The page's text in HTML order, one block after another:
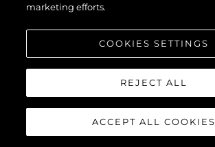
marketing efforts.
COOKIES SETTINGS
REJECT ALL
ACCEPT ALL COOKIES